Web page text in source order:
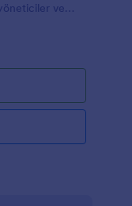
ve